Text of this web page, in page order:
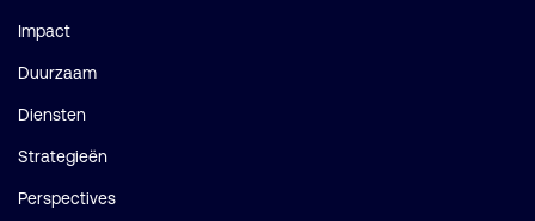
Impact
Duurzaam
Diensten
Strategieën
Perspectives